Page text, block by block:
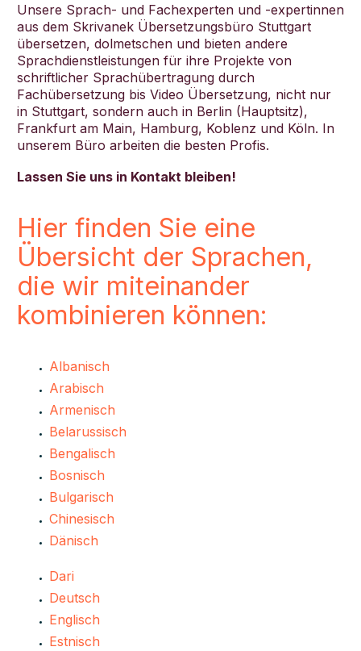
Unsere Sprach- und Fachexperten und -expertinnen
aus dem Skrivanek Übersetzungsbüro Stuttgart
übersetzen, dolmetschen und bieten andere
Sprachdienstleistungen für ihre Projekte von
schriftlicher Sprachübertragung durch
Fachübersetzung bis Video Übersetzung, nicht nur
in Stuttgart, sondern auch in Berlin (Hauptsitz),
Frankfurt am Main, Hamburg, Koblenz und Köln. In
unserem Büro arbeiten die besten Profis.
Lassen Sie uns in Kontakt bleiben!
Hier finden Sie eine
Übersicht der Sprachen,
die wir miteinander
kombinieren können:
Albanisch
Arabisch
Armenisch
Belarussisch
Bengalisch
Bosnisch
Bulgarisch
Chinesisch
Dänisch
Dari
Deutsch
Englisch
Estnisch